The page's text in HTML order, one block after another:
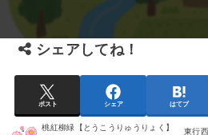
シェアしてね！
ポスト シェア はてブ
桃紅柳緑【とうこうりゅうりょく】
東行